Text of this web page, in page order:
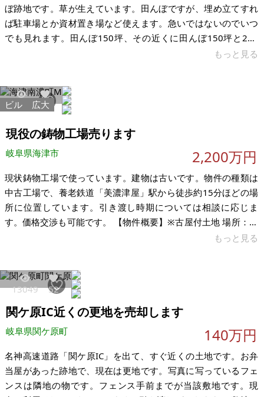
ぼ跡地です。草が生えています。田んぼですが、埋め立てすれ
ば駐車場とか資材置き場など使えます。急いではないのでいつ
でも見れます。田んぼ150坪、その近くに田んぼ150坪と200
坪・宅地200坪・畑100坪などあります。合計5筆を希望です。
(495.86㎡)、200坪(661.15㎡)、 宅地200坪(661.15㎡)、
畑100坪(330.57㎡)、 計：800坪(2,644.59㎡) 建
物：
もっと見る
4139 11
ビル 広大
現役の鋳物工場売ります
岐阜県海津市 2,200万円
現状鋳物工場で使っています。建物は古いです。物件の種類は
中古工場で、養老鉄道「美濃津屋」駅から徒歩約15分ほどの場
所に位置しています。引き渡し時期については相談に応じま
す。価格交渉も可能です。 【物件概要】※古屋付土地 場所：岐
阜県海津市南濃町 土地：公簿 2,161.13m² 建物：未登記倉庫あ
定 建ぺい率 ：60％ 容積率：200％ 国土法届：不要 接道状態：
南側幅員約7.4ｍ公道に約10ｍ接道、北側幅員約5ｍ公道に約40
ｍ接道 ※現状有姿、および公簿売買での
もっと見る
13049 52
関ケ原IC近くの更地を売却します
岐阜県関ケ原町 140万円
名神高速道路「関ケ原IC」を出て、すぐ近くの土地です。お弁
当屋があった跡地で、現在は更地です。写真に写っているフェ
ンスは隣地の物です。フェンス手前までが当該敷地です。現